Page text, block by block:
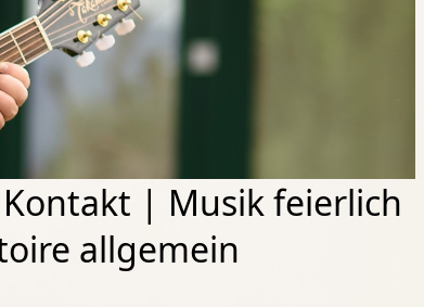
Kontakt | Musik feierlich
allgemein